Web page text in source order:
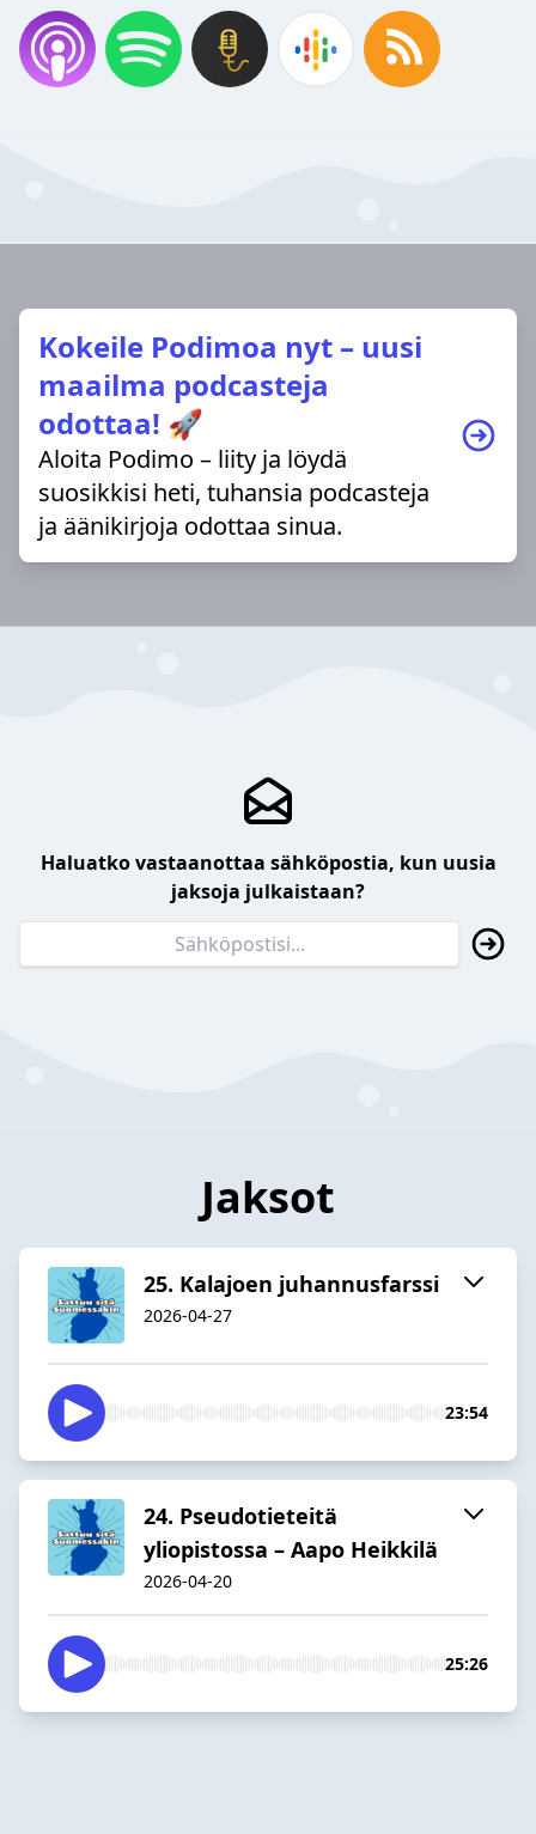
Kokeile Podimoa nyt – uusi
maailma podcasteja
odottaa! 🚀
Aloita Podimo – liity ja löydä
suosikkisi heti, tuhansia podcasteja
ja äänikirjoja odottaa sinua.
Haluatko vastaanottaa sähköpostia, kun uusia
jaksoja julkaistaan?
Jaksot
25. Kalajoen juhannusfarssi
2026-04-27
23:54
24. Pseudotieteitä
yliopistossa – Aapo Heikkilä
2026-04-20
25:26